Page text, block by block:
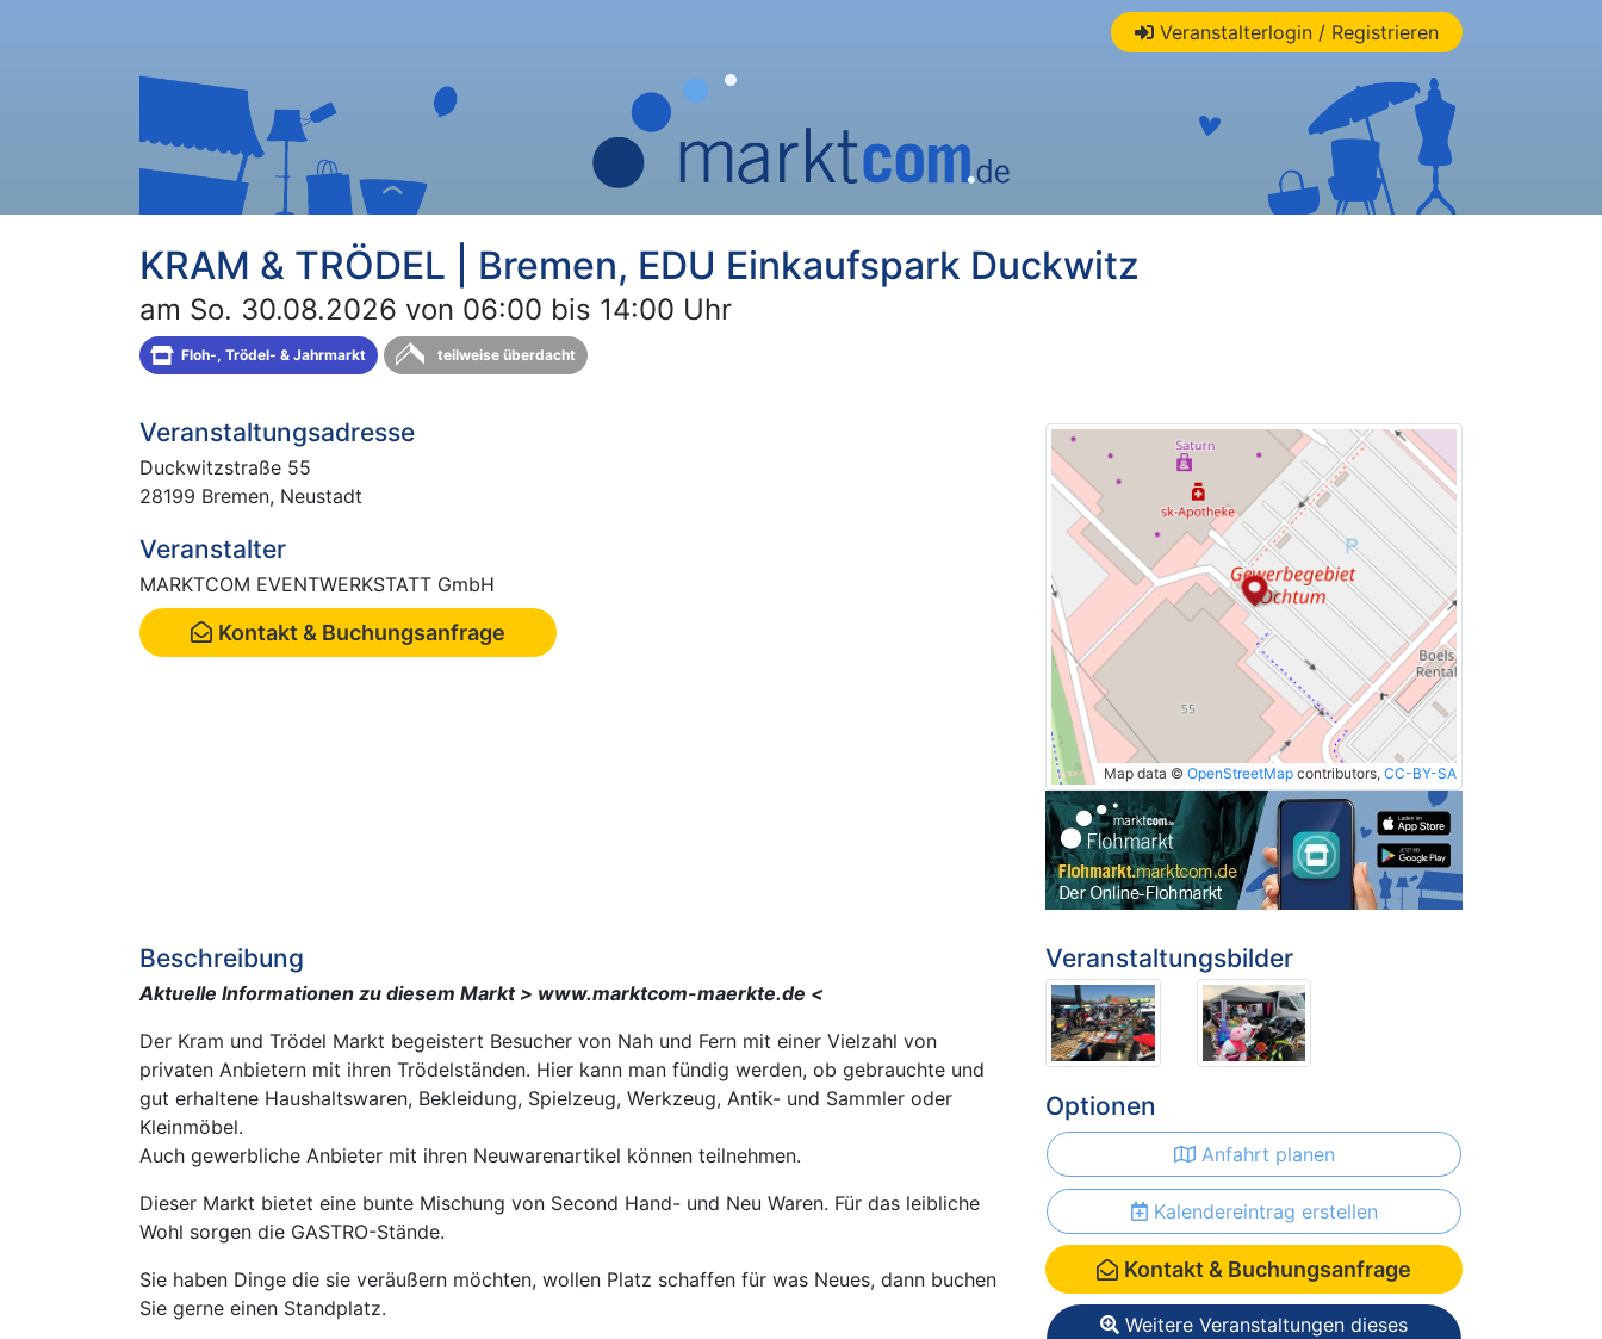
Veranstalterlogin / Registrieren
KRAM & TRÖDEL | Bremen, EDU Einkaufspark Duckwitz
am So. 30.08.2026 von 06:00 bis 14:00 Uhr
Floh-, Trödel- & Jahrmarkt teilweise überdacht
Veranstaltungsadresse
Duckwitzstraße 55
28199 Bremen, Neustadt
Veranstalter
MARKTCOM EVENTWERKSTATT GmbH
Kontakt & Buchungsanfrage
Map data © OpenStreetMap contributors, CC-BY-SA
Beschreibung
Aktuelle Informationen zu diesem Markt > www.marktcom-maerkte.de <
Der Kram und Trödel Markt begeistert Besucher von Nah und Fern mit einer Vielzahl von
privaten Anbietern mit ihren Trödelständen. Hier kann man fündig werden, ob gebrauchte und
gut erhaltene Haushaltswaren, Bekleidung, Spielzeug, Werkzeug, Antik- und Sammler oder
Kleinmöbel.
Auch gewerbliche Anbieter mit ihren Neuwarenartikel können teilnehmen.
Dieser Markt bietet eine bunte Mischung von Second Hand- und Neu Waren. Für das leibliche
Wohl sorgen die GASTRO-Stände.
Sie haben Dinge die sie veräußern möchten, wollen Platz schaffen für was Neues, dann buchen
Sie gerne einen Standplatz.
Veranstaltungsbilder
Optionen
Anfahrt planen
Kalendereintrag erstellen
Kontakt & Buchungsanfrage
Weitere Veranstaltungen dieses